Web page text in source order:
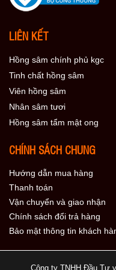
LIÊN KẾT
Hồng sâm chính phủ kgc
Tinh chất hồng sâm
Viên hồng sâm
Nhân sâm tươi
Hồng sâm tẩm mật ong
CHÍNH SÁCH CHUNG
Hướng dẫn mua hàng
Thanh toán
Vận chuyển và giao nhận
Chính sách đổi trả hàng
Bảo mật thông tin khách
Công ty TNHH Đầu Tư